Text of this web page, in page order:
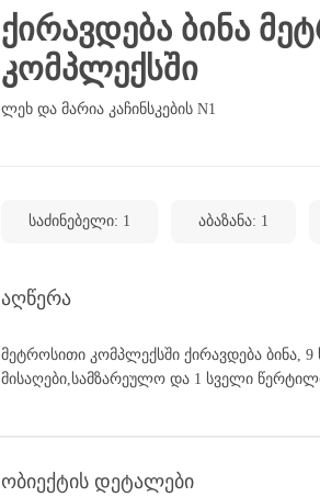
ქირავდება ბინა
კომპლექსში
ლეხ და მარია კაჩინსკების N1
საძინებელი: 1 აბაზანა: 1
აღწერა
მეტროსითი კომპლექსში ქირავდება
მისაღები,სამზარეულო და 1 სველი
ობიექტის დეტალები